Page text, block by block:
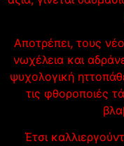
Αποτρέπει, τους
νωχέλεια και
ψυχολογική
τις φθοροποιές
Έτσι